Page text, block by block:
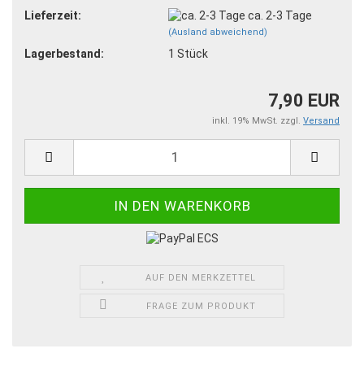
Lieferzeit:
ca. 2-3 Tage
(Ausland abweichend)
Lagerbestand: 1 Stück
7,90 EUR
inkl. 19% MwSt. zzgl. Versand
AUF DEN MERKZETTEL
FRAGE ZUM PRODUKT